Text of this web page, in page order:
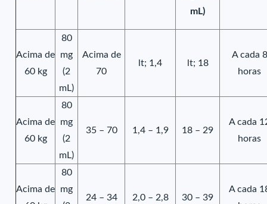
mL)
Acima de
60 kg
80
mg
(2
mL)
Acima de
70
lt; 1,4 lt; 18
A cada 8
horas
Acima de
60 kg
80
mg
(2
mL)
35 – 70 1,4 – 1,9 18 – 29
A cada
horas
Acima de
80
mg
24 – 34 2,0 – 2,8 30 – 39
A cada